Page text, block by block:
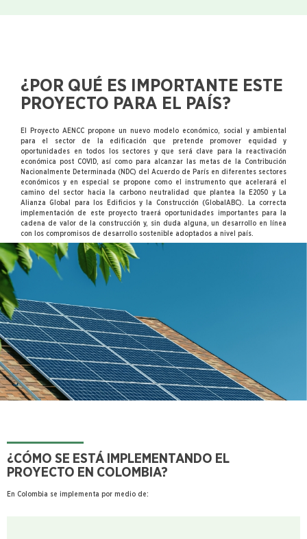
¿POR QUÉ ES IMPORTANTE ESTE
PROYECTO PARA EL PAÍS?
El Proyecto AENCC propone un nuevo modelo económico, social y ambiental
para el sector de la edificación que pretende promover equidad y
oportunidades en todos los sectores y que será clave para la reactivación
económica post COVID, así como para alcanzar las metas de la Contribución
Nacionalmente Determinada (NDC) del Acuerdo de París en diferentes sectores
económicos y en especial se propone como el instrumento que acelerará el
camino del sector hacia la carbono neutralidad que plantea la E2050 y La
Alianza Global para los Edificios y la Construcción (GlobalABC). La correcta
implementación de este proyecto traerá oportunidades importantes para la
cadena de valor de la construcción y, sin duda alguna, un desarrollo en línea
con los compromisos de desarrollo sostenible adoptados a nivel país.
¿CÓMO SE ESTÁ IMPLEMENTANDO EL
PROYECTO EN COLOMBIA?
En Colombia se implementa por medio de: